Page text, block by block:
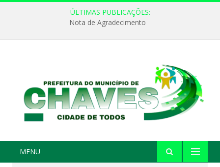
ÚLTIMAS PUBLICAÇÕES:
Nota de Agradecimento
MENU